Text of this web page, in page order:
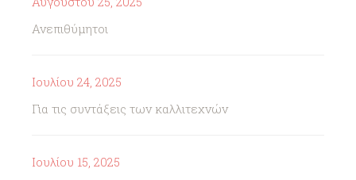
Ανεπιθύμητοι
Ιουλίου 24, 2025
Για τις συντάξεις των καλλιτεχνών
Ιουλίου 15, 2025